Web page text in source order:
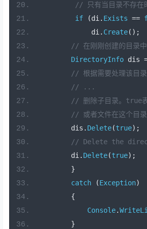
// 只有当目录不存在
if
(di . Exists ==
             di
. Create();
// 在刚刚创建的目录中
DirectoryInfo dis
// 根据需要处理该目录
// ...
// 删除子目录。true
// 或者文件在这个目录
        dis
. Delete(true);
// Delete the
        di
. Delete(true);
}
catch
(Exception)
{
Console.
}